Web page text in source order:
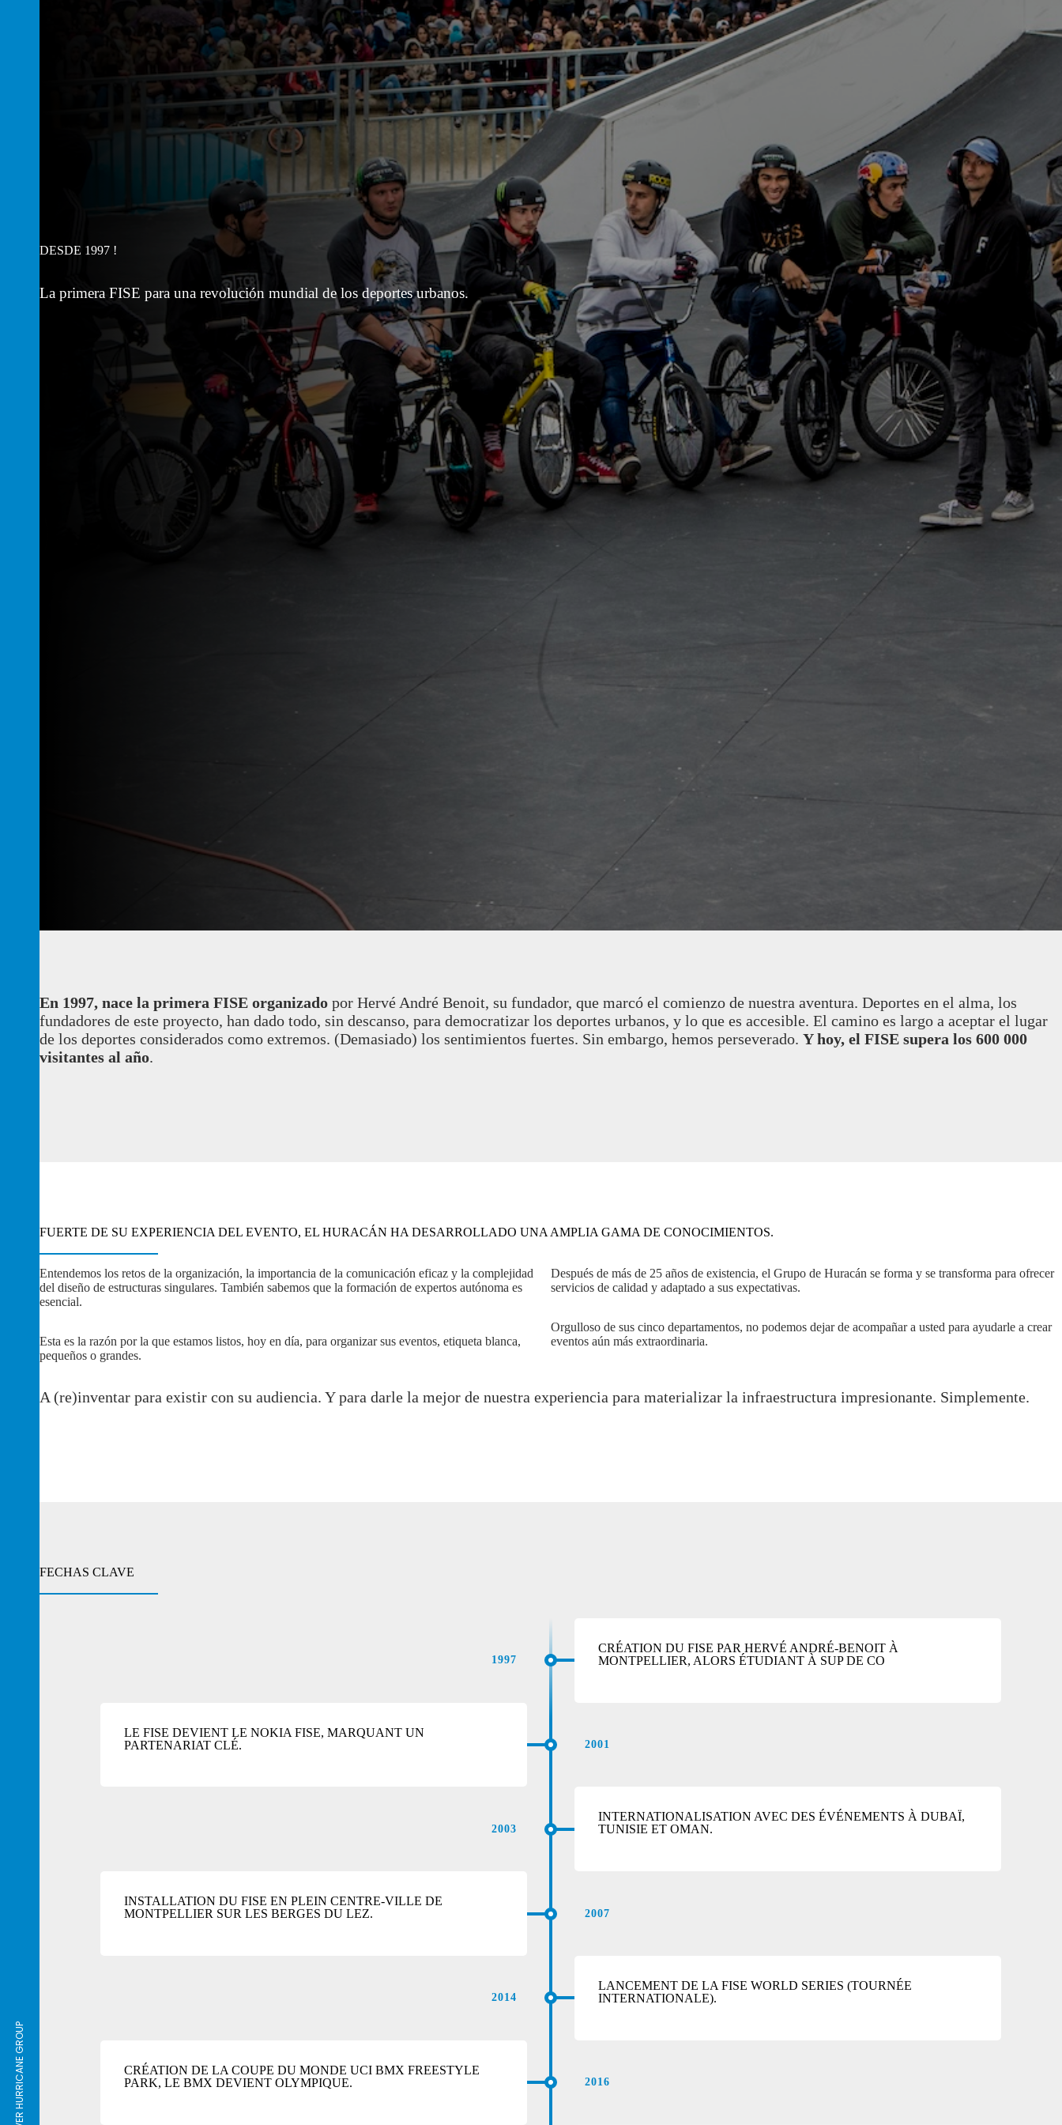
DESDE 1997 !
La primera FISE para una revolución mundial de los deportes urbanos.
En 1997, nace la primera FISE organizado por Hervé André Benoit, su fundador, que marcó el comienzo de nuestra aventura. Deportes en el alma, los
fundadores de este proyecto, han dado todo, sin descanso, para democratizar los deportes urbanos, y lo que es accesible. El camino es largo a aceptar el lugar
de los deportes considerados como extremos. (Demasiado) los sentimientos fuertes. Sin embargo, hemos perseverado. Y hoy, el FISE supera los 600 000
visitantes al año.
FUERTE DE SU EXPERIENCIA DEL EVENTO, EL HURACÁN HA DESARROLLADO UNA AMPLIA GAMA DE CONOCIMIENTOS.
Entendemos los retos de la organización, la importancia de la comunicación eficaz y la complejidad
del diseño de estructuras singulares. También sabemos que la formación de expertos autónoma es
esencial.
Esta es la razón por la que estamos listos, hoy en día, para organizar sus eventos, etiqueta blanca,
pequeños o grandes.
Después de más de 25 años de existencia, el Grupo de Huracán se forma y se transforma para ofrecer
servicios de calidad y adaptado a sus expectativas.
Orgulloso de sus cinco departamentos, no podemos dejar de acompañar a usted para ayudarle a crear
eventos aún más extraordinaria.
A (re)inventar para existir con su audiencia. Y para darle la mejor de nuestra experiencia para materializar la infraestructura impresionante. Simplemente.
FECHAS CLAVE
1997
CRÉATION DU FISE PAR HERVÉ ANDRÉ-BENOIT À
MONTPELLIER, ALORS ÉTUDIANT À SUP DE CO
2001
LE FISE DEVIENT LE NOKIA FISE, MARQUANT UN
PARTENARIAT CLÉ.
2003
INTERNATIONALISATION AVEC DES ÉVÉNEMENTS À DUBAÏ,
TUNISIE ET OMAN.
2007
INSTALLATION DU FISE EN PLEIN CENTRE-VILLE DE
MONTPELLIER SUR LES BERGES DU LEZ.
2014
LANCEMENT DE LA FISE WORLD SERIES (TOURNÉE
INTERNATIONALE).
2016
CRÉATION DE LA COUPE DU MONDE UCI BMX FREESTYLE
PARK, LE BMX DEVIENT OLYMPIQUE.
DISCOVER HURRICANE GROUP